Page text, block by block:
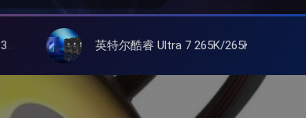
英特尔酷睿 Ultra 7 265K/265KF 官降100美元促销，快和酷睿 Ultra 5 差不多了